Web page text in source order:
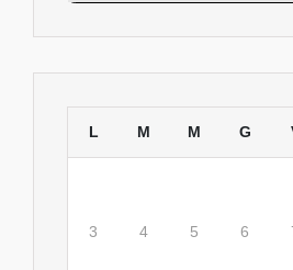
L M M G
3 4 5 6